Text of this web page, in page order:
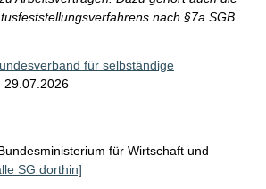
nach §7a SGB
für selbständige
29.07.2026
für Wirtschaft und
SG dorthin]